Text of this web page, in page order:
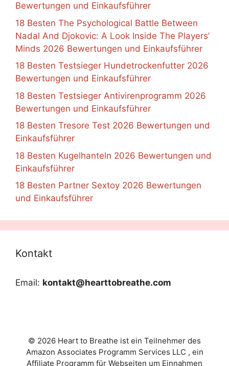
Bewertungen und Einkaufsführer
18 Besten The Psychological Battle Between
Nadal And Djokovic: A Look Inside The Players’
Minds 2026 Bewertungen und Einkaufsführer
18 Besten Testsieger Hundetrockenfutter 2026
Bewertungen und Einkaufsführer
18 Besten Testsieger Antivirenprogramm 2026
Bewertungen und Einkaufsführer
18 Besten Tresore Test 2026 Bewertungen und
Einkaufsführer
18 Besten Kugelhanteln 2026 Bewertungen und
Einkaufsführer
18 Besten Partner Sextoy 2026 Bewertungen
und Einkaufsführer
Kontakt
Email: kontakt@hearttobreathe.com
© 2026 Heart to Breathe ist ein Teilnehmer des
Amazon Associates Programm Services LLC , ein
Affiliate Programm für Webseiten um Einnahmen